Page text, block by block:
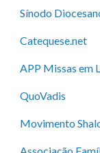
Sínodo
Catequese.net
APP Missas em
QuoVadis
Movimento